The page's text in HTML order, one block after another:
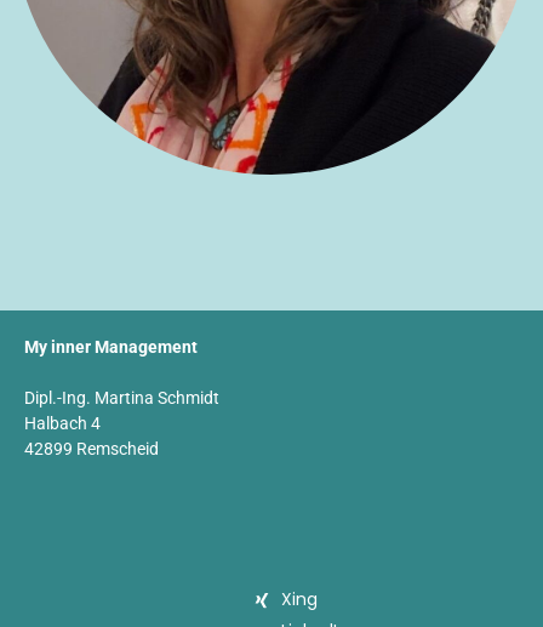
My inner Management
Dipl.-Ing. Martina Schmidt
Halbach 4
42899 Remscheid
Xing